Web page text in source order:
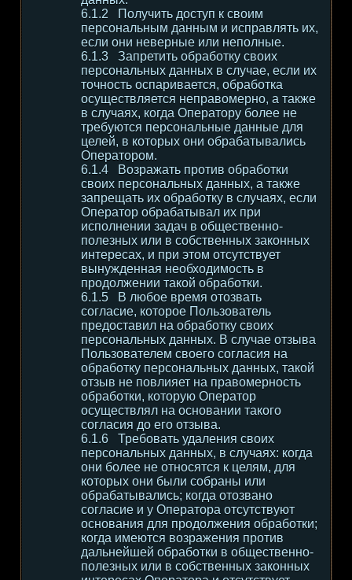
Получить доступ к своим
персональным данным и исправлять их,
если они неверные или неполные.
Запретить обработку своих
персональных данных в случае, если их
точность оспаривается, обработка
осуществляется неправомерно, а также
в случаях, когда Оператору более не
требуются персональные данные для
целей, в которых они обрабатывались
Оператором.
Возражать против обработки
своих персональных данных, а также
запрещать их обработку в случаях, если
Оператор обрабатывал их при
исполнении задач в общественно-
полезных или в собственных законных
интересах, и при этом отсутствует
вынужденная необходимость в
продолжении такой обработки.
В любое время отозвать
согласие, которое Пользователь
предоставил на обработку своих
персональных данных. В случае отзыва
Пользователем своего согласия на
обработку персональных данных, такой
отзыв не повлияет на правомерность
обработки, которую Оператор
осуществлял на основании такого
согласия до его отзыва.
Требовать удаления своих
персональных данных, в случаях: когда
они более не относятся к целям, для
которых они были собраны или
обрабатывались; когда отозвано
согласие и у Оператора отсутствуют
основания для продолжения обработки;
когда имеются возражения против
дальнейшей обработки в общественно-
полезных или в собственных законных